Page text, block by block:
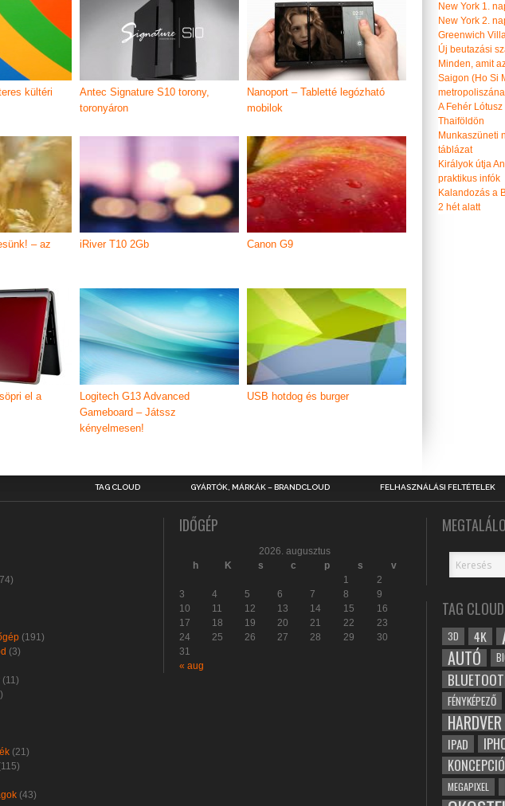
kültéri
Antec Signature S10 torony,
toronyáron
Nanoport – Tabletté legózható
mobilok
– az
iRiver T10 2Gb Canon G9
el a
Logitech G13 Advanced
Gameboard – Játssz
kényelmesen!
USB hotdog és burger
New York 1.
New York 2.
Greenwich
Új beutazási
Minden, amit
Saigon (Ho Si
A Fehér
Thaiföldön
Munkaszüneti
táblázat
Királyok útja
praktikus infók
Kalandozás a
2 hét alatt
TAG CLOUD GYÁRTÓK, MÁRKÁK – BRANDCLOUD FELHASZNÁLÁSI FELTÉTELEK
(191)
(3)
(11)
(21)
(43)
IDŐGÉP
2026. augusztus
h
K s c p s
v
1
2
3
4 5 6 7 8
9
10
11 12 13 14 15
16
17
18 19 20 21 22
23
24
25 26 27 28 29
30
31
« aug
TAG CLOUD
3D 4K
AUTÓ
FÉNYKÉPEZŐ
HARDVER
IPAD
KONCEPCIÓ
MEGAPIXEL